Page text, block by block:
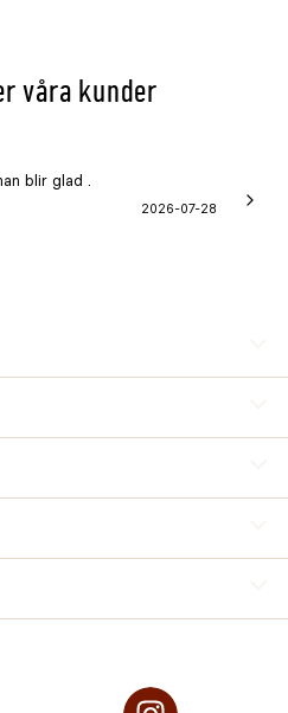
våra kunder
blir glad .
2026-07-28